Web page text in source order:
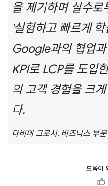
을 제기하며 실수
'실험하고 빠르게
Google과의 협업
KPI로 LCP를 도입
의 고객 경험을 크
다.
다비데 그로시, 비즈니스 부
도움이